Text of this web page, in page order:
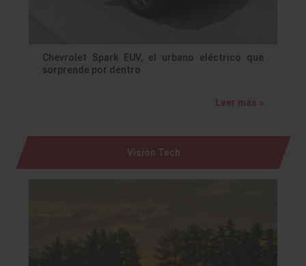
Chevrolet Spark EUV, el urbano eléctrico que
sorprende por dentro
Leer más »
Visión Tech